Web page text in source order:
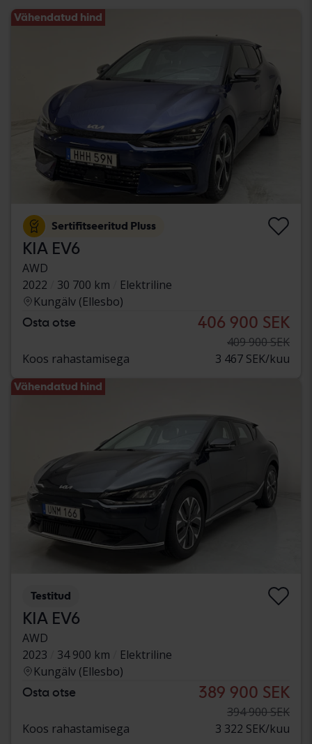
Vähendatud hind
Sertifitseeritud Pluss
KIA EV6
AWD
2022
30 700 km
Elektriline
Kungälv (Ellesbo)
Osta otse 406 900 SEK
409 900 SEK
Koos rahastamisega
3 467 SEK/kuu
Vähendatud hind
Testitud
KIA EV6
AWD
2023
34 900 km
Elektriline
Kungälv (Ellesbo)
Osta otse 389 900 SEK
394 900 SEK
Koos rahastamisega
3 322 SEK/kuu